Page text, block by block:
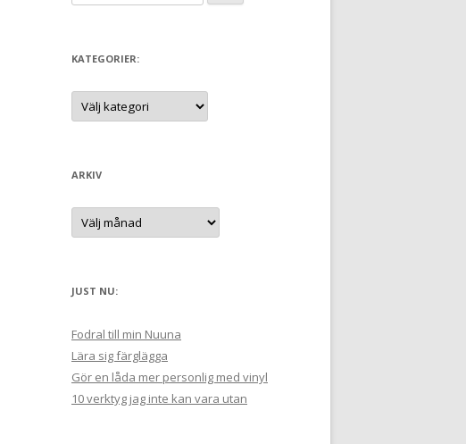
ö
e
t
e
KATEGORIER:
K
t
r
i
r
ARKIV
A
k
JUST NU:
Fodral till min Nuuna
Lära sig färglägga
Gör en låda mer personlig med vinyl
10 verktyg jag inte kan vara utan